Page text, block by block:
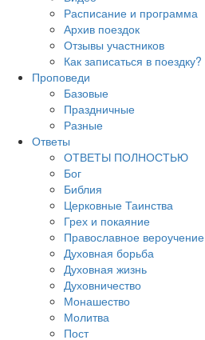
Расписание и программа
Архив поездок
Отзывы участников
Как записаться в поездку?
Проповеди
Базовые
Праздничные
Разные
Ответы
ОТВЕТЫ ПОЛНОСТЬЮ
Бог
Библия
Церковные Таинства
Грех и покаяние
Православное вероучение
Духовная борьба
Духовная жизнь
Духовничество
Монашество
Молитва
Пост